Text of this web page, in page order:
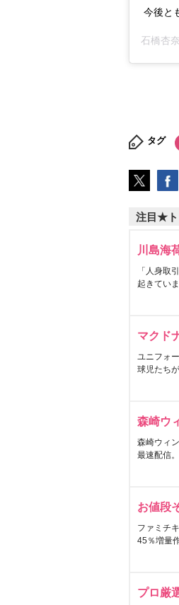
今後と
石橋杏
タグ
注目★ト
川島海
「人身取
起きてい
マクド
ユニフォ
球児たち
森崎ウ
森崎ウィ
最速配信
お値段
ファミチ
45％増量
プロ厳